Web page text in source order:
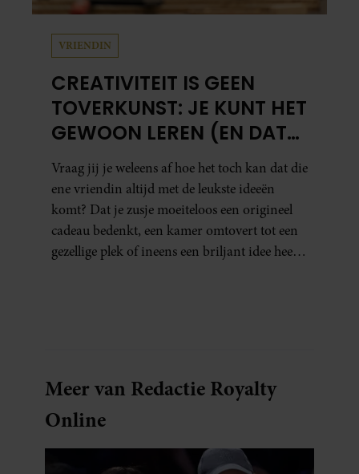
VRIENDIN
CREATIVITEIT IS GEEN
TOVERKUNST: JE KUNT HET
GEWOON LEREN (EN DAT
DOE JE ZO)
Vraag jij je weleens af hoe het toch kan dat die
ene vriendin altijd met de leukste ideeën
komt? Dat je zusje moeiteloos een origineel
cadeau bedenkt, een kamer omtovert tot een
gezellige plek of ineens een briljant idee heeft
Meer van Redactie Royalty
Online